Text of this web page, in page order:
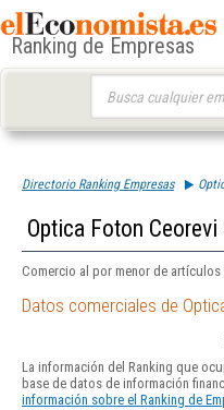
Ranking de Empresas
Directorio Ranking Empresas
Optica Foton Ceorevi
Comercio al por menor de
Datos comerciales de
La información del Ranking que
base de datos de información
información sobre el Ranking de